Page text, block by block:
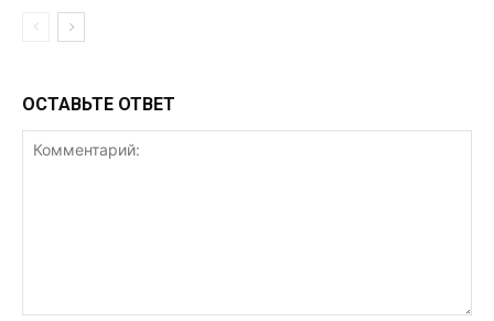
ОСТАВЬТЕ ОТВЕТ